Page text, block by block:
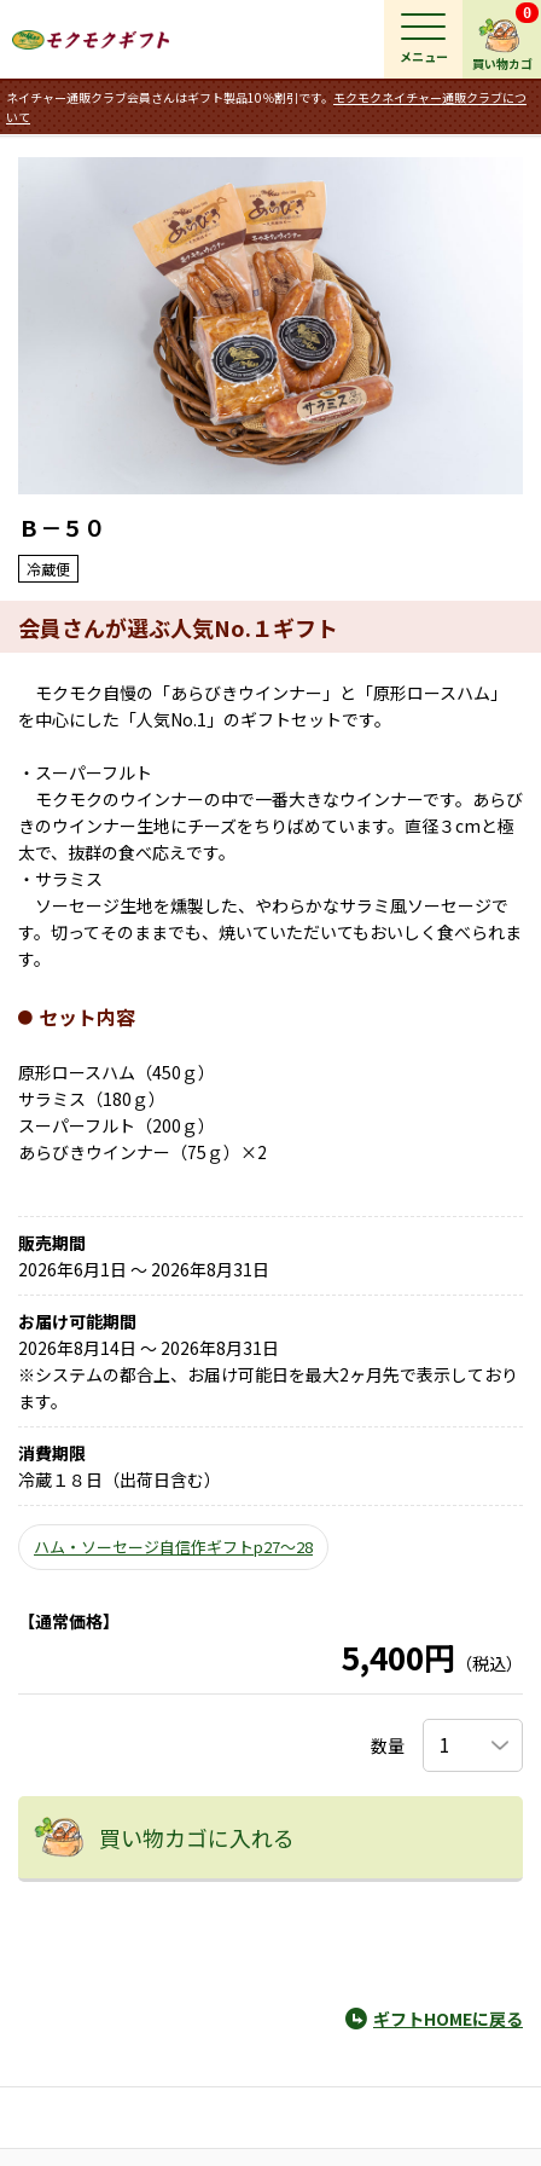
買い物カゴ
0
ネイチャー通販クラブ会員さんはギフト製品10％割引です。 モクモクネイチャー通販クラブにつ
いて
メニュー
Ｂ－５０
冷蔵便
会員さんが選ぶ人気No.１ギフト
モクモク自慢の「あらびきウインナー」と「原形ロースハム」
を中心にした「人気No.1」のギフトセットです。
・スーパーフルト
モクモクのウインナーの中で一番大きなウインナーです。あらび
きのウインナー生地にチーズをちりばめています。直径３cmと極
太で、抜群の食べ応えです。
・サラミス
ソーセージ生地を燻製した、やわらかなサラミ風ソーセージで
す。切ってそのままでも、焼いていただいてもおいしく食べられま
す。
セット内容
原形ロースハム（450ｇ）
サラミス（180ｇ）
スーパーフルト（200ｇ）
あらびきウインナー（75ｇ）×2
販売期間
2026年6月1日 〜 2026年8月31日
お届け可能期間
2026年8月14日 ～ 2026年8月31日
※システムの都合上、お届け可能日を最大2ヶ月先で表示しており
ます。
消費期限
冷蔵１８日（出荷日含む）
ハム・ソーセージ自信作ギフトp27～28
【通常価格】
5,400円 （税込）
数量
買い物カゴに入れる
ギフトHOMEに戻る